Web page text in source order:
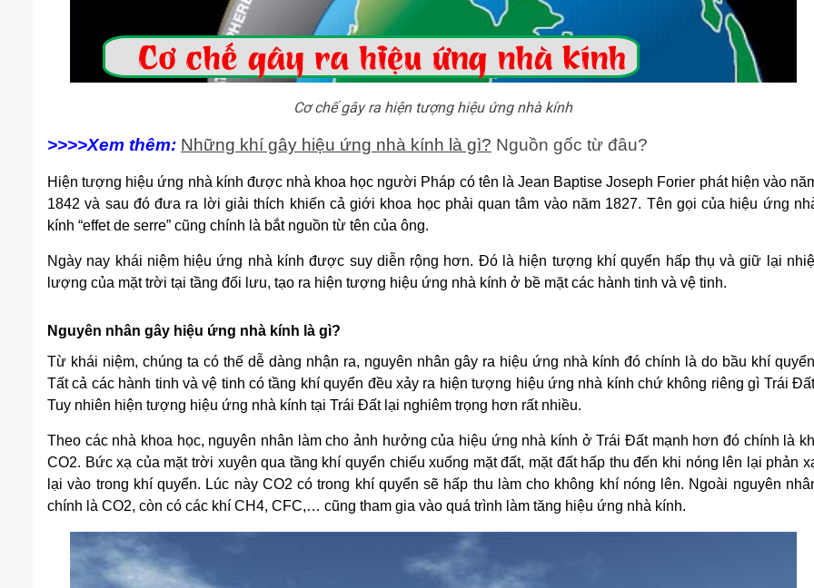
Cơ chế gây ra hiện tượng hiệu ứng nhà kính
>>>>Xem thêm: Những khí gây hiệu ứng nhà kính là gì? Nguồn gốc từ đâu?
Hiện tượng hiệu ứng nhà kính được nhà khoa học người Pháp có tên là Jean Baptise Joseph Forier phát hiện vào
1842 và sau đó đưa ra lời giải thích khiến cả giới khoa học phải quan tâm vào năm 1827. Tên gọi của hiệu ứng
kính “effet de serre” cũng chính là bắt nguồn từ tên của ông.
Ngày nay khái niệm hiệu ứng nhà kính được suy diễn rộng hơn. Đó là hiện tượng khí quyển hấp thụ và giữ lại
lượng của mặt trời tại tầng đối lưu, tạo ra hiện tượng hiệu ứng nhà kính ở bề mặt các hành tinh và vệ tinh.
Nguyên nhân gây hiệu ứng nhà kính là gì?
Từ khái niệm, chúng ta có thế dễ dàng nhận ra, nguyên nhân gây ra hiệu ứng nhà kính đó chính là do bầu khí
Tất cả các hành tinh và vệ tinh có tầng khí quyển đều xảy ra hiện tượng hiệu ứng nhà kính chứ không riêng gì Trái
Tuy nhiên hiện tượng hiệu ứng nhà kính tại Trái Đất lại nghiêm trọng hơn rất nhiều.
Theo các nhà khoa học, nguyên nhân làm cho ảnh hưởng của hiệu ứng nhà kính ở Trái Đất mạnh hơn đó chính là
CO2. Bức xạ của mặt trời xuyên qua tầng khí quyển chiếu xuống mặt đất, mặt đất hấp thu đến khi nóng lên lại phản
lại vào trong khí quyển. Lúc này CO2 có trong khí quyển sẽ hấp thu làm cho không khí nóng lên. Ngoài nguyên
chính là CO2, còn có các khí CH4, CFC,… cũng tham gia vào quá trình làm tăng hiệu ứng nhà kính.